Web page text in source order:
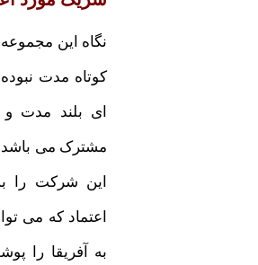
نگاه این
کوتاه مدت نبوده
ای بلند مدت و
مشترک می باشد.
این شرکت را
اعتماد که می
به آفریقا را